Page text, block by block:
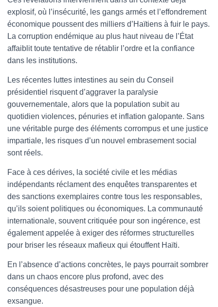
explosif, où l’insécurité, les gangs armés et l’effondrement
économique poussent des milliers d’Haïtiens à fuir le pays.
La corruption endémique au plus haut niveau de l’État
affaiblit toute tentative de rétablir l’ordre et la confiance
dans les institutions.
Les récentes luttes intestines au sein du Conseil
présidentiel risquent d’aggraver la paralysie
gouvernementale, alors que la population subit au
quotidien violences, pénuries et inflation galopante. Sans
une véritable purge des éléments corrompus et une justice
impartiale, les risques d’un nouvel embrasement social
sont réels.
Face à ces dérives, la société civile et les médias
indépendants réclament des enquêtes transparentes et
des sanctions exemplaires contre tous les responsables,
qu’ils soient politiques ou économiques. La communauté
internationale, souvent critiquée pour son ingérence, est
également appelée à exiger des réformes structurelles
pour briser les réseaux mafieux qui étouffent Haïti.
En l’absence d’actions concrètes, le pays pourrait sombrer
dans un chaos encore plus profond, avec des
conséquences désastreuses pour une population déjà
exsangue.